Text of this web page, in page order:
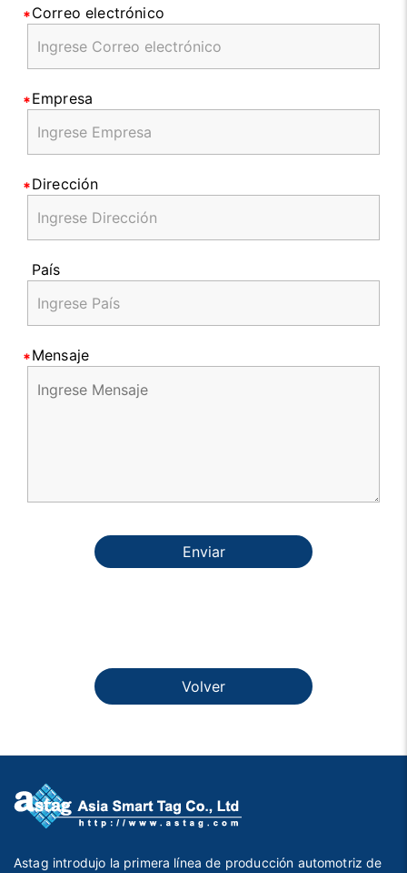
Correo electrónico
Empresa
Dirección
País
Mensaje
Enviar
Volver
Astag introdujo la primera línea de producción automotriz de